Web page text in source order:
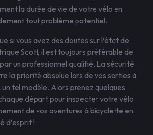
la durée de vie de votre vélo en
tout problème potentiel.
si vous avez des doutes sur l’état de
Scott, il est toujours préférable de
un professionnel qualifié. La sécurité
la priorité absolue lors de vos sorties à
tel modèle. Alors prenez quelques
départ pour inspecter votre vélo
de vos aventures à bicyclette en
d’esprit !